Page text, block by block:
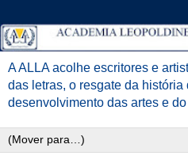
A ALLA acolhe escritores e
das letras, o resgate da
desenvolvimento das artes e